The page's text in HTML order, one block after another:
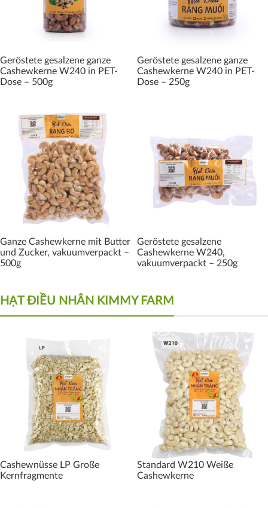
Geröstete gesalzene ganze
Cashewkerne W240 in PET-
Dose – 500g
Geröstete gesalzene ganze
Cashewkerne W240 in PET-
Dose – 250g
Ganze Cashewkerne mit Butter
und Zucker, vakuumverpackt –
500g
Geröstete gesalzene
Cashewkerne W240,
vakuumverpackt – 250g
HẠT ĐIỀU NHÂN KIMMY FARM
Cashewnüsse LP Große
Kernfragmente
Standard W210 Weiße
Cashewkerne